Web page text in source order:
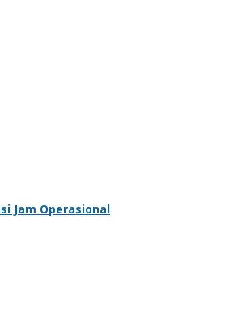
Jam Operasional